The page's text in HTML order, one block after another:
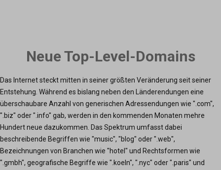
Neue Top-Level-Domains
Das Internet steckt mitten in seiner größten Veränderung seit seiner
Entstehung. Während es bislang neben den Länderendungen eine
überschaubare Anzahl von generischen Adressendungen wie ".com",
".biz" oder ".info" gab, werden in den kommenden Monaten mehre
Hundert neue dazukommen. Das Spektrum umfasst dabei
beschreibende Begriffen wie "music", "blog" oder ".web",
Bezeichnungen von Branchen wie "hotel" und Rechtsformen wie
".gmbh", geografische Begriffe wie ".koeln", ".nyc" oder ".paris" und